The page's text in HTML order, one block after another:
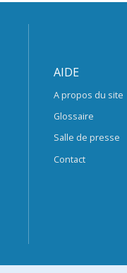
AIDE
A propos du site
Glossaire
Salle de presse
Contact